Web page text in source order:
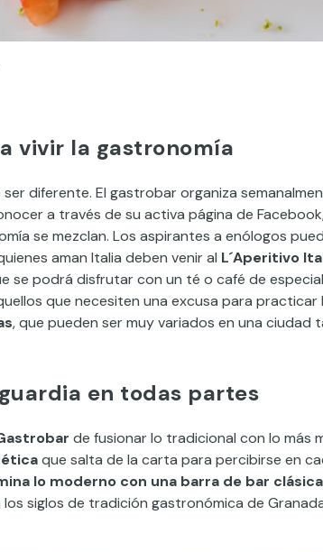
vivir la gastronomía
ser diferente. El gastrobar organiza
a través de su activa página de
se mezclan. Los aspirantes a enólogos
aman Italia deben venir al L´Aperitivo
se podrá disfrutar con un té o café de
que necesiten una excusa para
, que pueden ser muy variados en una ciudad
en todas partes
de fusionar lo tradicional con lo más
que salta de la carta para percibirse en
lo moderno con una barra de bar
siglos de tradición gastronómica de